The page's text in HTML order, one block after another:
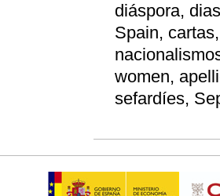
diáspora,
Spain,
women,
sefardíes,